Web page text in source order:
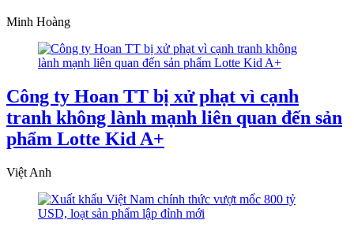
Minh Hoàng
Công ty Hoan TT bị xử phạt vì cạnh
tranh không lành mạnh liên quan đến sản
phẩm Lotte Kid A+
Việt Anh